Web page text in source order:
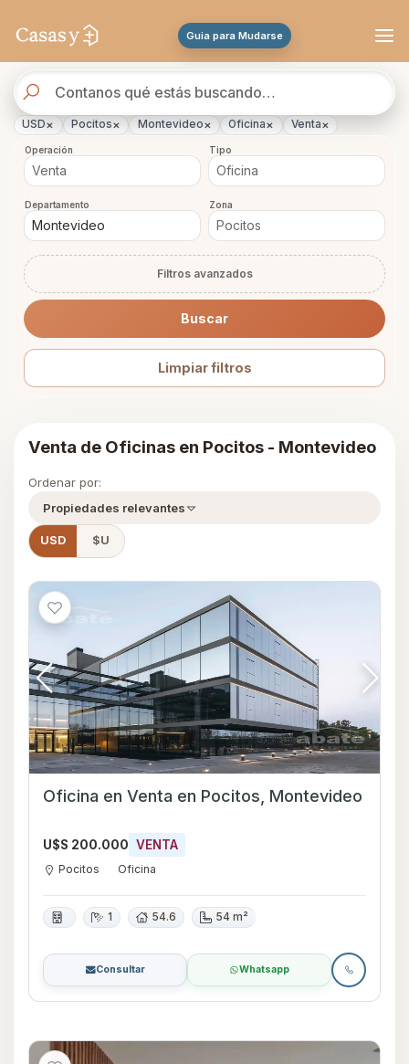
Guia para Mudarse
de
propiedades
USD× Pocitos× Montevideo× Oficina× Venta×
Operación Tipo
Departamento Zona
Filtros avanzados
Buscar
Limpiar filtros
Venta de Oficinas en Pocitos - Montevideo
Ordenar por:
Propiedades relevantes
USD $U
Oficina en Venta en Pocitos, Montevideo
U$S 200.000 VENTA
Pocitos Oficina
1 54.6 54 m²
Consultar Whatsapp